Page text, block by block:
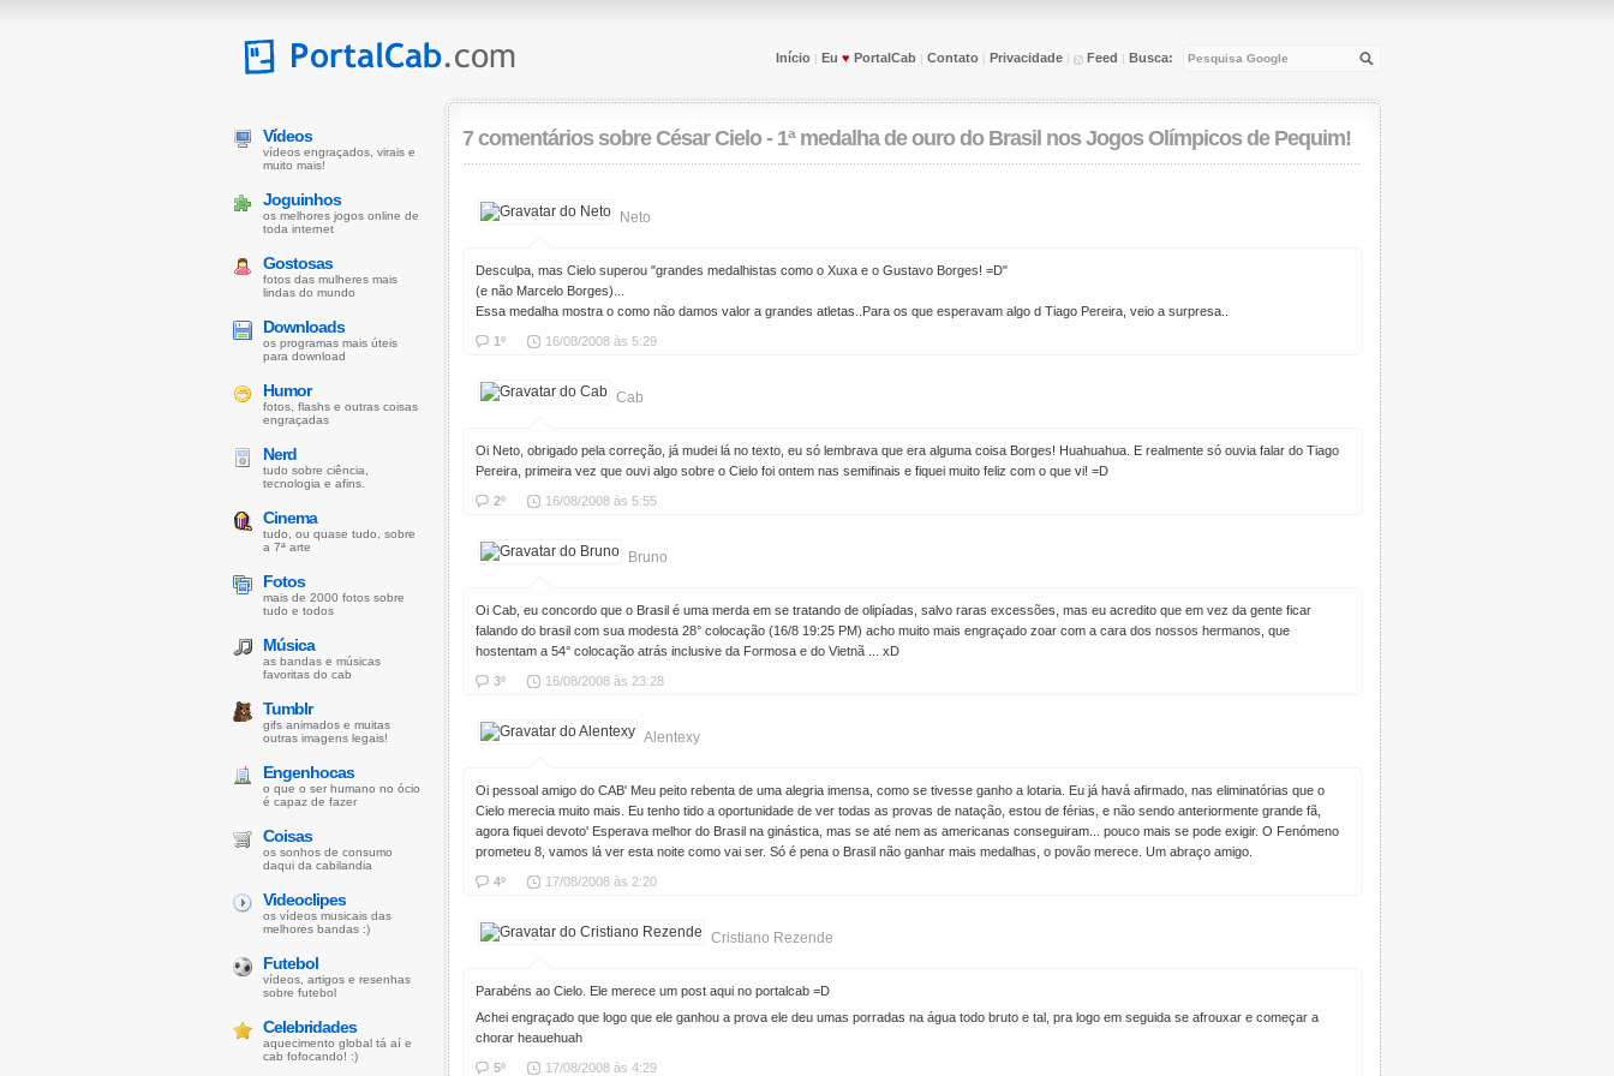
Início | Eu ♥ PortalCab | Contato | Privacidade | Feed | Busca:
7 comentários sobre César Cielo - 1ª medalha de ouro do Brasil nos Jogos Olímpicos de Pequim!
Neto
Desculpa, mas Cielo superou "grandes medalhistas como o Xuxa e o Gustavo Borges! =D"
(e não Marcelo Borges)...
Essa medalha mostra o como não damos valor a grandes atletas..Para os que esperavam algo d Tiago Pereira, veio a surpresa..
1º 16/08/2008 às 5:29
Cab
Oi Neto, obrigado pela correção, já mudei lá no texto, eu só lembrava que era alguma coisa Borges! Huahuahua. E realmente só ouvia falar do Tiago
Pereira, primeira vez que ouvi algo sobre o Cielo foi ontem nas semifinais e fiquei muito feliz com o que vi! =D
2º 16/08/2008 às 5:55
Bruno
Oi Cab, eu concordo que o Brasil é uma merda em se tratando de olipíadas, salvo raras excessões, mas eu acredito que em vez da gente ficar
falando do brasil com sua modesta 28° colocação (16/8 19:25 PM) acho muito mais engraçado zoar com a cara dos nossos hermanos, que
hostentam a 54° colocação atrás inclusive da Formosa e do Vietnã ... xD
3º 16/08/2008 às 23:28
Alentexy
Oi pessoal amigo do CAB' Meu peito rebenta de uma alegria imensa, como se tivesse ganho a lotaria. Eu já havá afirmado, nas eliminatórias que o
Cielo merecia muito mais. Eu tenho tido a oportunidade de ver todas as provas de natação, estou de férias, e não sendo anteriormente grande fã,
agora fiquei devoto' Esperava melhor do Brasil na ginástica, mas se até nem as americanas conseguiram... pouco mais se pode exigir. O Fenómeno
prometeu 8, vamos lá ver esta noite como vai ser. Só é pena o Brasil não ganhar mais medalhas, o povão merece. Um abraço amigo.
4º 17/08/2008 às 2:20
Cristiano Rezende
Parabéns ao Cielo. Ele merece um post aqui no portalcab =D
Achei engraçado que logo que ele ganhou a prova ele deu umas porradas na água todo bruto e tal, pra logo em seguida se afrouxar e começar a
chorar heauehuah
5º 17/08/2008 às 4:29
Vídeos
vídeos engraçados, virais e
muito mais!
Joguinhos
os melhores jogos online de
toda internet
Gostosas
fotos das mulheres mais
lindas do mundo
Downloads
os programas mais úteis
para download
Humor
fotos, flashs e outras coisas
engraçadas
Nerd
tudo sobre ciência,
tecnologia e afins.
Cinema
tudo, ou quase tudo, sobre
a 7ª arte
Fotos
mais de 2000 fotos sobre
tudo e todos
Música
as bandas e músicas
favoritas do cab
Tumblr
gifs animados e muitas
outras imagens legais!
Engenhocas
o que o ser humano no ócio
é capaz de fazer
Coisas
os sonhos de consumo
daqui da cabilandia
Videoclipes
os vídeos musicais das
melhores bandas :)
Futebol
vídeos, artigos e resenhas
sobre futebol
Celebridades
aquecimento global tá aí e
cab fofocando! :)